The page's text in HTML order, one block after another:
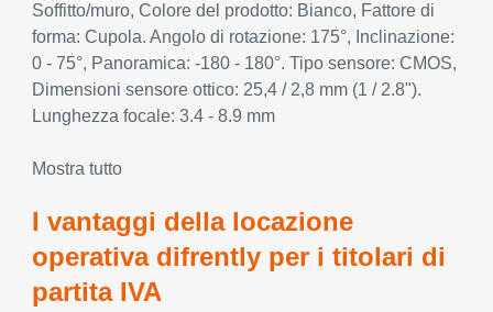
Soffitto/muro, Colore del prodotto: Bianco, Fattore di
forma: Cupola. Angolo di rotazione: 175°, Inclinazione:
0 - 75°, Panoramica: -180 - 180°. Tipo sensore: CMOS,
Dimensioni sensore ottico: 25,4 / 2,8 mm (1 / 2.8").
Lunghezza focale: 3.4 - 8.9 mm
Mostra tutto
I vantaggi della locazione
operativa difrently per i titolari di
partita IVA